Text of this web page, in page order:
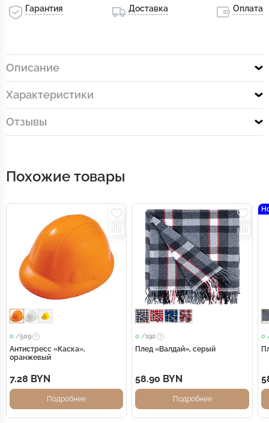
Гарантия Доставка Оплата
Описание
Характеристики
Отзывы
Похожие товары
0 /509
Антистресс «Каска»,
оранжевый
7.28 BYN
Подробнее
0 /192
Плед «Валдай», серый
58.90 BYN
Подробнее
0